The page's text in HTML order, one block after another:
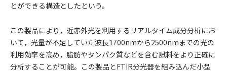
とができる構造としたという。
この製品により，近赤外光を利用するリアルタイム成分分析にお
いて，光量が不足していた波長1700nmから2500nmまでの光の
利用効率を高め，脂肪やタンパク質などを含む試料をより正確に
分析することが可能。この製品とFTIR分光器を組み込んだ小型